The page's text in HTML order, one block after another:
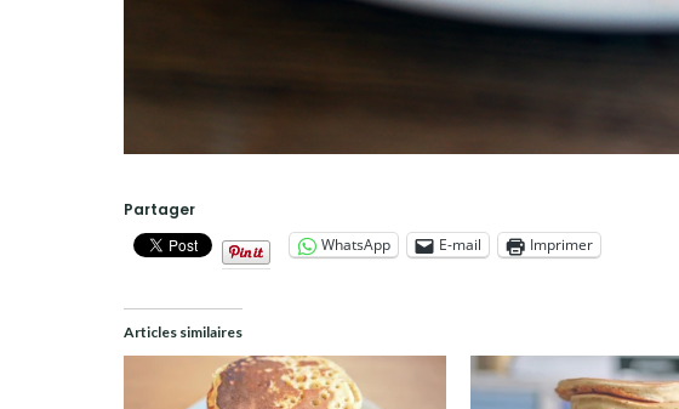
Partager
WhatsApp
E-mail Imprimer
Articles similaires